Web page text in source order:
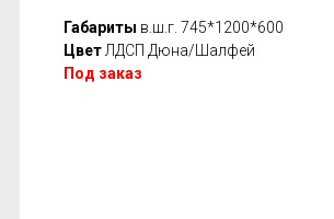
Габариты в.ш.г. 745*1200*600
Цвет ЛДСП Дюна/Шалфей
Под заказ